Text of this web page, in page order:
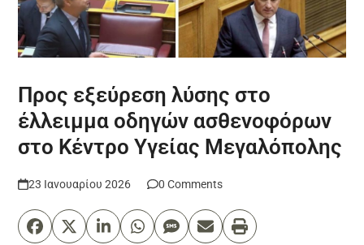
Προς εξεύρεση λύσης στο
έλλειμμα οδηγών ασθενοφόρων
στο Κέντρο Υγείας Μεγαλόπολης
23 Ιανουαρίου 2026 0 Comments